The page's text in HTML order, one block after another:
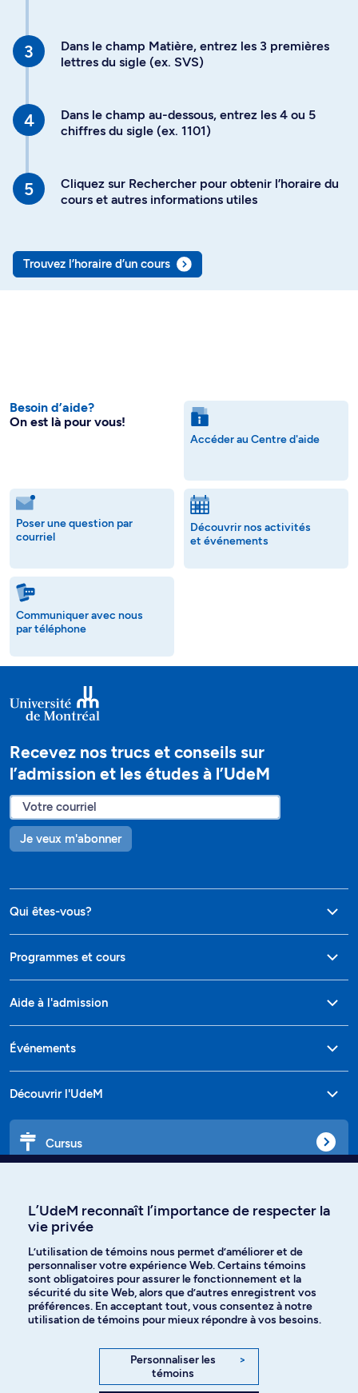
Dans le champ Matière, entrez les 3 premières
lettres du sigle (ex. SVS)
Dans le champ au-dessous, entrez les 4 ou 5
chiffres du sigle (ex. 1101)
Cliquez sur Rechercher pour obtenir l’horaire du
cours et autres informations utiles
Trouvez l’horaire d’un cours
Besoin d’aide?
On est là pour vous!
Accéder au Centre d'aide
Poser une question par
courriel
Découvrir nos activités
et événements
Communiquer avec nous
par téléphone
Recevez nos trucs et conseils sur
l’admission et les études à l’UdeM
Je veux m'abonner
Qui êtes-vous?
Programmes et cours
Aide à l'admission
Événements
Découvrir l'UdeM
Cursus
Langues
Facebook Instagram
YouTube
L’UdeM reconnaît l’importance de respecter la
vie privée
L’utilisation de témoins nous permet d’améliorer et de
personnaliser votre expérience Web. Certains témoins
sont obligatoires pour assurer le fonctionnement et la
sécurité du site Web, alors que d’autres enregistrent vos
préférences. En acceptant tout, vous consentez à notre
utilisation de témoins pour mieux répondre à vos besoins.
Personnaliser les
témoins
>